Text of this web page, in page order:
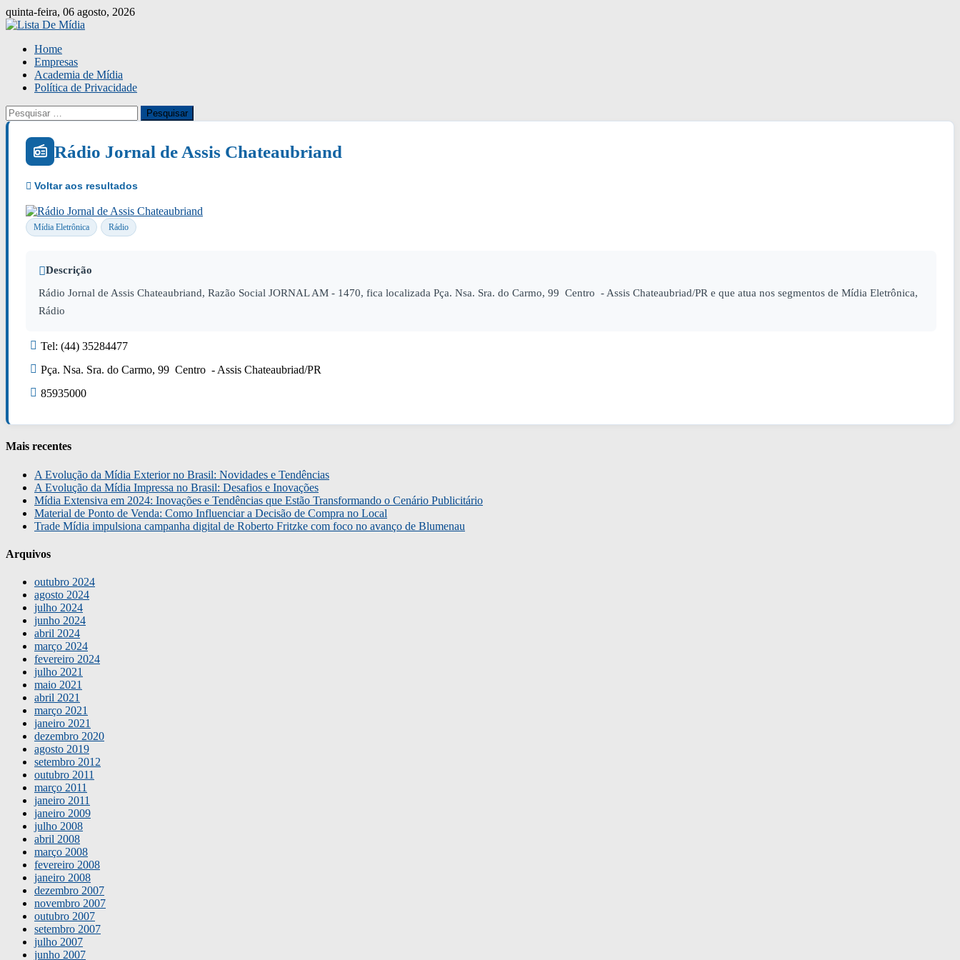
Skip
to
quinta-feira, 06 agosto, 2026
Home
Empresas
Academia de Mídia
Política de Privacidade
Pesquisar
por:
Rádio Jornal de Assis Chateaubriand
Mídia Eletrônica Rádio
Descrição
Rádio Jornal de Assis Chateaubriand, Razão Social JORNAL AM - 1470, fica localizada Pça. Nsa. Sra. do Carmo, 99 Centro - Assis Chateaubriad/PR e que atua nos segmentos de Mídia Eletrônica,
Rádio
Tel: (44) 35284477
Pça. Nsa. Sra. do Carmo, 99 Centro - Assis Chateaubriad/PR
85935000
Mais recentes
A Evolução da Mídia Exterior no Brasil: Novidades e Tendências
A Evolução da Mídia Impressa no Brasil: Desafios e Inovações
Mídia Extensiva em 2024: Inovações e Tendências que Estão Transformando o Cenário Publicitário
Material de Ponto de Venda: Como Influenciar a Decisão de Compra no Local
Trade Mídia impulsiona campanha digital de Roberto Fritzke com foco no avanço de Blumenau
Arquivos
outubro 2024
agosto 2024
julho 2024
junho 2024
abril 2024
março 2024
fevereiro 2024
julho 2021
maio 2021
abril 2021
março 2021
janeiro 2021
dezembro 2020
agosto 2019
setembro 2012
outubro 2011
março 2011
janeiro 2011
janeiro 2009
julho 2008
abril 2008
março 2008
fevereiro 2008
janeiro 2008
dezembro 2007
novembro 2007
outubro 2007
setembro 2007
julho 2007
junho 2007